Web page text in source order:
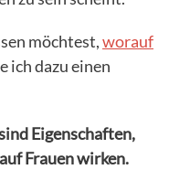
möchtest,worauf
ich dazu einen
Eigenschaften,
Frauen wirken.